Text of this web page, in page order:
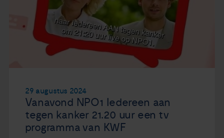
29 augustus 2024
Vanavond NPO1 Iedereen aan
tegen kanker 21.20 uur een tv
programma van KWF